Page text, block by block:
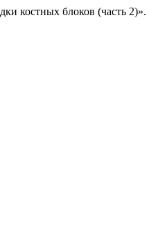
костных блоков (часть 2)».